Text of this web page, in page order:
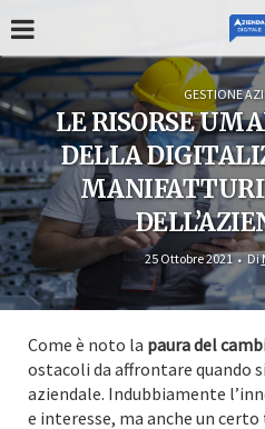
GESTIONE
LE RISORSE
DELLA
25 Ottobre 2021 Di
Come è noto la paura del
ostacoli da affrontare quando
aziendale. Indubbiamente
e interesse, ma anche un certo